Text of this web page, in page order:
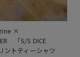
×
　「S/S DICE
ントティーシャツ